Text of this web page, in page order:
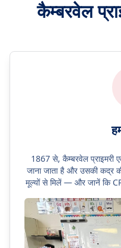
कैम्बरवेल
1867 से, कैम्बरवेल प्राइमरी
जाना जाता है और उसकी कद्र
मूल्यों से मिलें — और जानें कि